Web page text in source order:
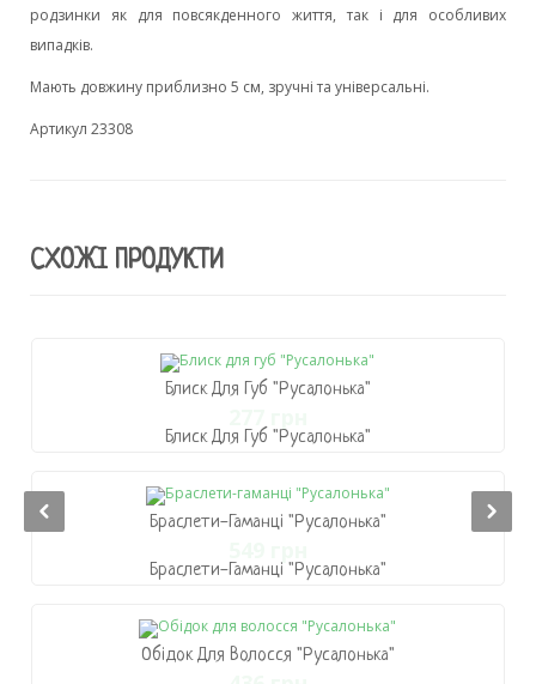
родзинки як для повсякденного життя, так і для особливих
випадків.
Мають довжину приблизно 5 см, зручні та універсальні.
Артикул 23308
СХОЖІ ПРОДУКТИ
Блиск Для Губ "Русалонька"
Блиск Для Губ "Русалонька"
В Кошик
Браслети-Гаманці "Русалонька"
Браслети-Гаманці "Русалонька"
В Кошик
Обідок Для Волосся "Русалонька"